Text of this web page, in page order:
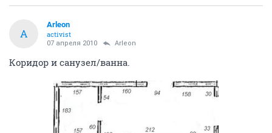
A
Arleon
activist
07 апреля 2010 Arleon
Коридор и санузел/ванна.